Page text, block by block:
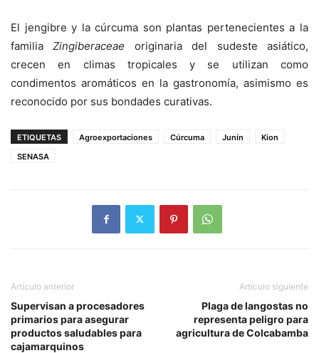
El jengibre y la cúrcuma son plantas pertenecientes a la
familiaZingiberaceae originaria del sudeste asiático,
crecen en climas tropicales y se utilizan como
condimentos aromáticos en la gastronomía, asimismo es
reconocido por sus bondades curativas.
ETIQUETAS Agroexportaciones Cúrcuma Junín
Kion
SENASA
Artículo anterior
Supervisan a procesadores
primarios para asegurar
productos saludables para
cajamarquinos
Artículo siguiente
Plaga de langostas no
representa peligro para
agricultura de Colcabamba